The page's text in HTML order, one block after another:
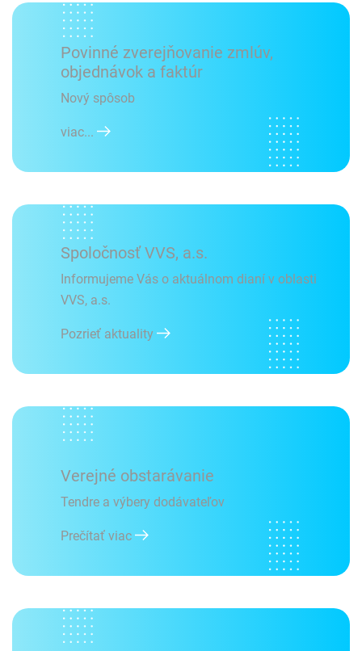
Povinné zverejňovanie zmlúv,
objednávok a faktúr
Nový spôsob
viac...
Spoločnosť VVS, a.s.
Informujeme Vás o aktuálnom dianí v oblasti
VVS, a.s.
Pozrieť aktuality
Verejné obstarávanie
Tendre a výbery dodávateľov
Prečítať viac